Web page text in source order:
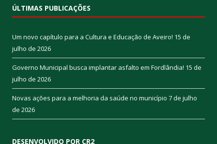
ÚLTIMAS PUBLICAÇÕES
Um novo capítulo para a Cultura e Educação de Aveiro! 15 de
julho de 2026
Governo Municipal busca implantar asfalto em Fordlândia! 15 de
julho de 2026
Novas ações para a melhoria da saúde no município 7 de julho
de 2026
DESENVOLVIDO POR CR2